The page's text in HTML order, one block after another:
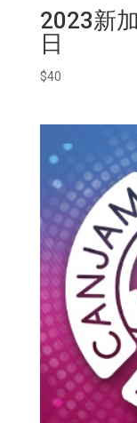
2023新
日
$40